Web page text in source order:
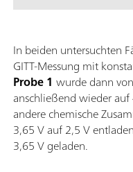
In beiden untersuchten
GITT-Messung mit
Probe 1 wurde dann
anschließend wieder
andere chemische
3,65 V auf 2,5 V
3,65 V geladen.